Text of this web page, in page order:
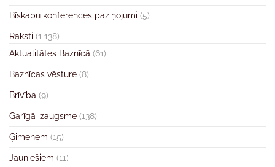
Bīskapu konferences paziņojumi (5)
Raksti (1 138)
Aktualitātes Baznīcā (61)
Baznīcas vēsture (8)
Brīvība (9)
Garīgā izaugsme (138)
Ģimenēm (15)
Jauniešiem (11)